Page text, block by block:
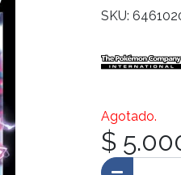
SKU:
Agotado.
$